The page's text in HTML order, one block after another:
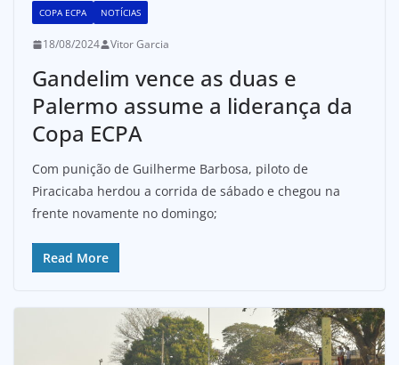
COPA ECPA NOTÍCIAS
18/08/2024 Vitor Garcia
Gandelim vence as duas e
Palermo assume a liderança da
Copa ECPA
Com punição de Guilherme Barbosa, piloto de
Piracicaba herdou a corrida de sábado e chegou na
frente novamente no domingo;
Read More